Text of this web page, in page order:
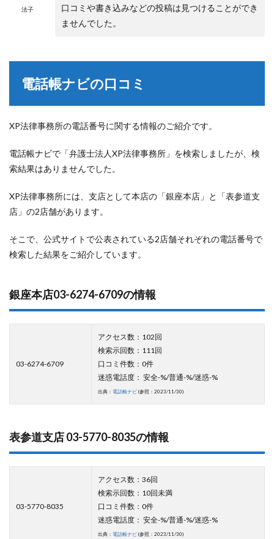
法子
口コミや書き込みなどの投稿は見つけることができ
ませんでした。
電話帳ナビの口コミ
XP法律事務所の電話番号に関する情報のご紹介です。
電話帳ナビで「弁護士法人XP法律事務所」を検索しましたが、検
索結果はありませんでした。
XP法律事務所には、支店として本店の「銀座本店」と「表参道支
店」の2店舗があります。
そこで、公式サイトで公表されている2店舗それぞれの電話番号で
検索した結果をご紹介しています。
銀座本店03-6274-6709の情報
03-6274-6709
アクセス数：102回
検索示回数：111回
口コミ件数：0件
迷惑電話度： 安全-%/普通-%/迷惑-%
出典： 電話帳ナビ (参照：2023/11/30)
表参道支店 03-5770-8035の情報
03-5770-8035
アクセス数：36回
検索示回数：10回未満
口コミ件数：0件
迷惑電話度： 安全-%/普通-%/迷惑-%
出典： 電話帳ナビ (参照：2023/11/30)